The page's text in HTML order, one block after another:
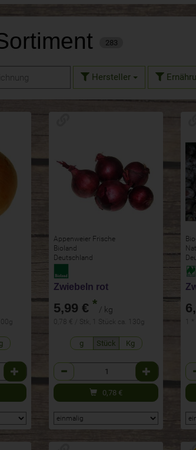
283
Hersteller
Appenweier Frische
Bioland
Deutschland
Zwiebeln rot
5,99 € * / kg
0,78 € / Stk, 1 Stück ca. 130g
g Stück Kg
Anzahl
0,78 €
1